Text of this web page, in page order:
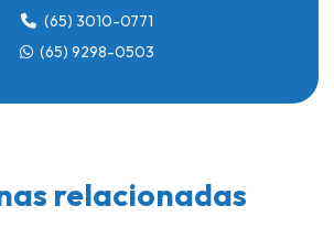
condomínio
condomínio em lucas do rio verde
condomínio com reconhecimento facial
para condomínio
(65) 3010-0771
(65) 9298-0503
relacionadas